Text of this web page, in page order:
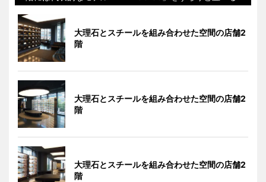
大理石とスチールを組み合わせた空間の店舗2
階
大理石とスチールを組み合わせた空間の店舗2
階
大理石とスチールを組み合わせた空間の店舗2
階